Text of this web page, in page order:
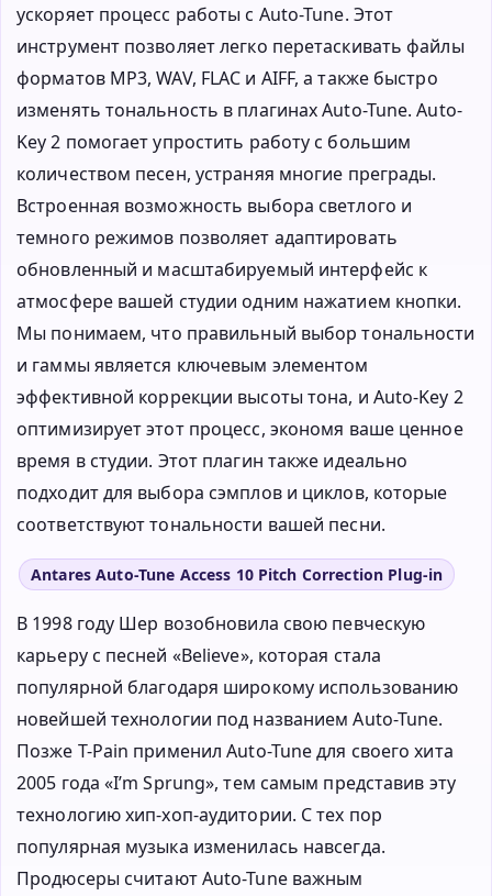
ускоряет процесс работы с Auto-Tune. Этот
инструмент позволяет легко перетаскивать файлы
форматов MP3, WAV, FLAC и AIFF, а также быстро
изменять тональность в плагинах Auto-Tune. Auto-
Key 2 помогает упростить работу с большим
количеством песен, устраняя многие преграды.
Встроенная возможность выбора светлого и
темного режимов позволяет адаптировать
обновленный и масштабируемый интерфейс к
атмосфере вашей студии одним нажатием кнопки.
Мы понимаем, что правильный выбор тональности
и гаммы является ключевым элементом
эффективной коррекции высоты тона, и Auto-Key 2
оптимизирует этот процесс, экономя ваше ценное
время в студии. Этот плагин также идеально
подходит для выбора сэмплов и циклов, которые
соответствуют тональности вашей песни.
Antares Auto-Tune Access 10 Pitch Correction Plug-in
В 1998 году Шер возобновила свою певческую
карьеру с песней «Believe», которая стала
популярной благодаря широкому использованию
новейшей технологии под названием Auto-Tune.
Позже T-Pain применил Auto-Tune для своего хита
2005 года «I’m Sprung», тем самым представив эту
технологию хип-хоп-аудитории. С тех пор
популярная музыка изменилась навсегда.
Продюсеры считают Auto-Tune важным